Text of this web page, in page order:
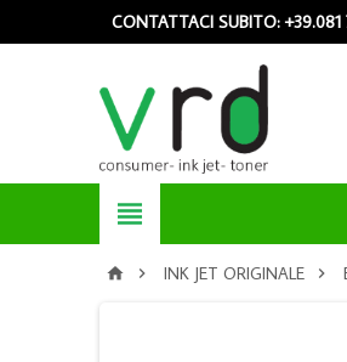
CONTATTACI SUBITO:

  INK JET ORIGINALE 